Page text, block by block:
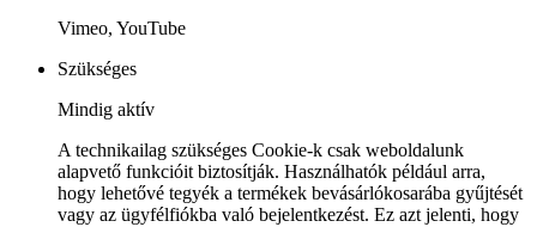
Vimeo, YouTube
Szükséges
Mindig aktív
A technikailag szükséges Cookie-k csak weboldalunk
alapvető funkcióit biztosítják. Használhatók például arra,
hogy lehetővé tegyék a termékek bevásárlókosarába gyűjtését
vagy az ügyfélfiókba való bejelentkezést. Ez azt jelenti, hogy